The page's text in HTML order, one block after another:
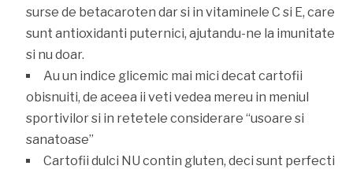
surse de betacaroten dar si in vitaminele C si E, care
sunt antioxidanti puternici, ajutandu-ne la imunitate
si nu doar.
Au un indice glicemic mai mici decat cartofii
obisnuiti, de aceea ii veti vedea mereu in meniul
sportivilor si in retetele considerare “usoare si
sanatoase”
Cartofii dulci NU contin gluten, deci sunt perfecti